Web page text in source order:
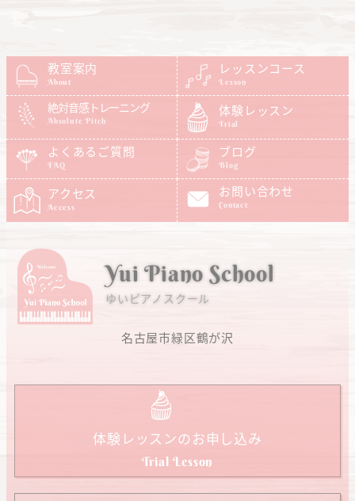
教室案内
About
レッスンコース
Lesson
絶対音感トレーニング
Absolute Pitch
体験レッスン
Trial
よくあるご質問
FAQ
ブログ
Blog
アクセス
Access
お問い合わせ
Contact
Yui Piano School
ゆいピアノスクール
名古屋市緑区鶴が沢
体験レッスンのお申し込み
Trial Lesson